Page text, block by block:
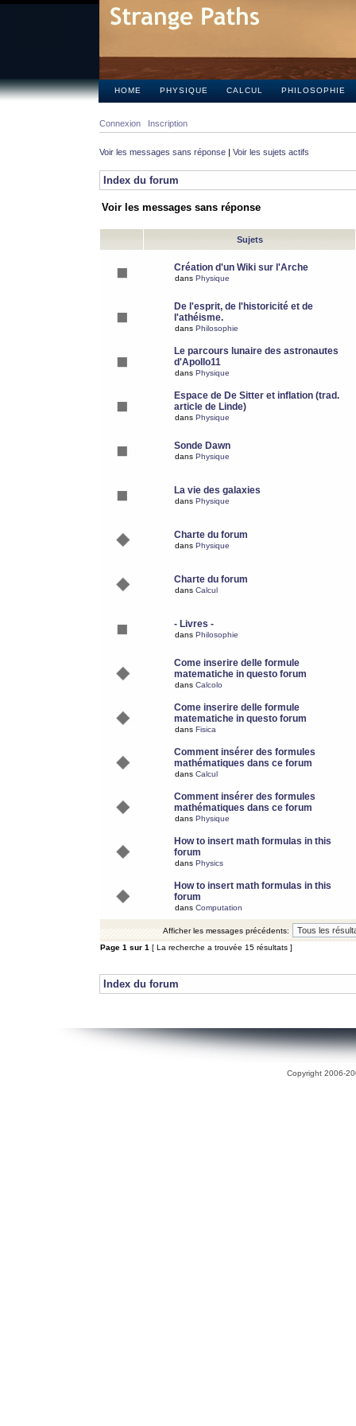
HOME PHYSIQUE CALCUL PHILOSOPHIE
Connexion Inscription
Voir les messages sans réponse | Voir les sujets actifs
Index du forum
Voir les messages sans réponse
Sujets
Création d'un Wiki sur l'Arche
dans Physique
De l'esprit, de l'historicité et de
l'athéisme.
dans Philosophie
Le parcours lunaire des astronautes
d'Apollo11
dans Physique
Espace de De Sitter et inflation (trad.
article de Linde)
dans Physique
Sonde Dawn
dans Physique
La vie des galaxies
dans Physique
Charte du forum
dans Physique
Charte du forum
dans Calcul
- Livres -
dans Philosophie
Come inserire delle formule
matematiche in questo forum
dans Calcolo
Come inserire delle formule
matematiche in questo forum
dans Fisica
Comment insérer des formules
mathématiques dans ce forum
dans Calcul
Comment insérer des formules
mathématiques dans ce forum
dans Physique
How to insert math formulas in this
forum
dans Physics
How to insert math formulas in this
forum
dans Computation
Afficher les messages précédents:
Page 1 sur 1 [ La recherche a trouvée 15 résultats ]
Index du forum
Copyright 2006-